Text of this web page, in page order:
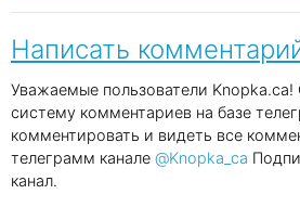
Написать
Уважаемые пользователи
систему комментариев на базе
комментировать и видеть все
телеграмм канале @Knopka_ca
канал.